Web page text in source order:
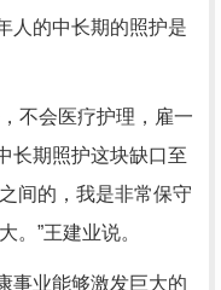
人的中长期的照护是
不会医疗护理，雇一
长期照护这块缺口至
间的，我是非常保守
。”王建业说。
业能够激发巨大的